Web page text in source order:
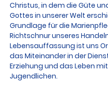
Christus, in dem die Güte
Gottes in unserer Welt
Grundlage für die
Richtschnur unseres
Lebensauffassung ist uns
das Miteinander in der
Erziehung und das Leben
Jugendlichen.